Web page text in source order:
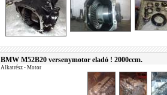
BMW M52B20 versenymotor eladó ! 2000ccm.
Alkatrész • Motor